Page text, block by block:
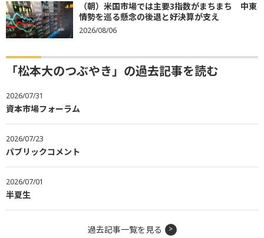
（朝）米国市場では主要3指数がまちまち 中東
情勢を巡る懸念の後退と好決算が支え
2026/08/06
「松本大のつぶやき」の過去記事を読む
2026/07/31
資本市場フォーラム
2026/07/23
パブリックコメント
2026/07/01
半夏生
過去記事一覧を見る